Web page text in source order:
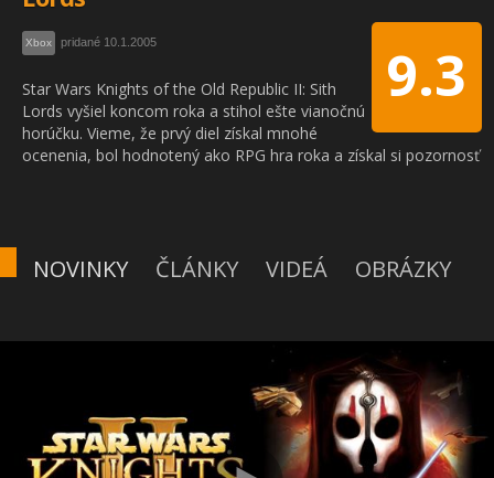
9.3
Xbox pridané 10.1.2005
Star Wars Knights of the Old Republic II: Sith
Lords vyšiel koncom roka a stihol ešte vianočnú
horúčku. Vieme, že prvý diel získal mnohé
ocenenia, bol hodnotený ako RPG hra roka a získal si pozornosť
NOVINKY ČLÁNKY VIDEÁ OBRÁZKY